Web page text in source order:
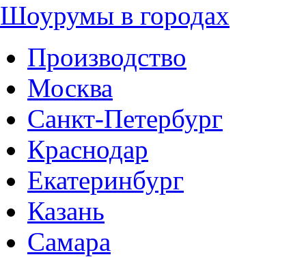
Шоурумы в городах
Производство
Москва
Санкт-Петербург
Краснодар
Екатеринбург
Казань
Самара